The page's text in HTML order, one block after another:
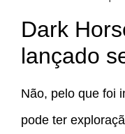
Dark
lançado
Não, pelo que foi
pode ter